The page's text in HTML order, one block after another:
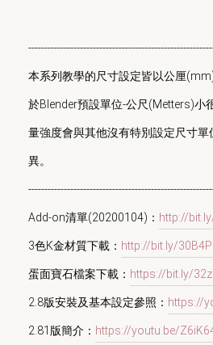
本系列教學的尺寸設定皆以公厘
於Blender預設單位-公尺(Metters)小
量強度會與其他沒有特別設定尺寸
異。
Add-on清單(20200104)： http://
3色K金材質下載： http://bit.ly/
蛋面寶石檔案下載： https://bit.ly/
2.8版安裝及基本設定參照： https://
2.81版簡介： https://youtu.be/